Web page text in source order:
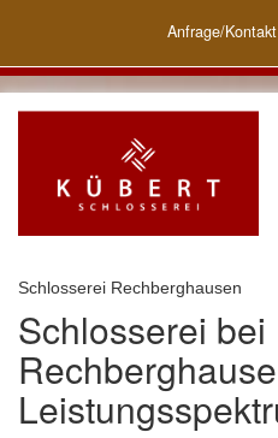
Anfrage/Kontakt
Schlosserei Rechberghausen
Schlosserei bei